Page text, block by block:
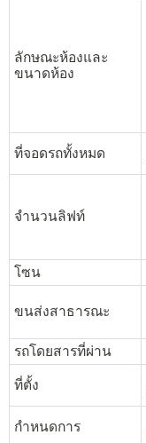
ลักษณะห้องและ
ขนาดห้อง
ที่จอดรถทั้งหมด
จำนวนลิฟท์
โซน
ขนส่งสาธารณะ
รถโดยสารที่ผ่าน
ที่ตั้ง
กำหนดการ